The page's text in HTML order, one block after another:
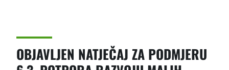
OBJAVLJEN NATJEČAJ ZA PODMJERU